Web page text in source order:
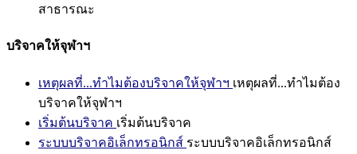
สาธารณะ
บริจาคให้จุฬาฯ
เหตุผลที่...ทำไมต้องบริจาคให้จุฬาฯ เหตุผลที่...ทำไมต้อง
บริจาคให้จุฬาฯ
เริ่มต้นบริจาค เริ่มต้นบริจาค
ระบบบริจาคอิเล็กทรอนิกส์ ระบบบริจาคอิเล็กทรอนิกส์